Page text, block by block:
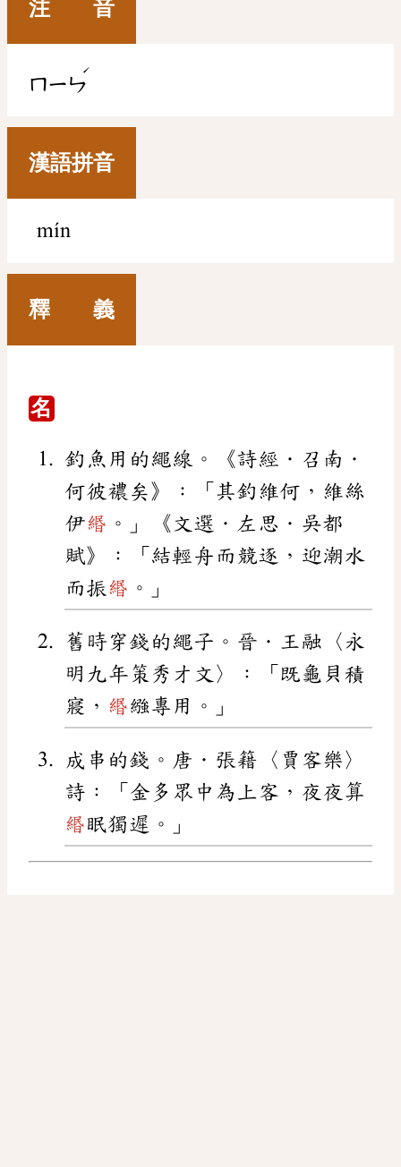
注 音
ㄇㄧㄣ
ˊ
漢語拼音
mín
釋 義
名
釣魚用的繩線。《詩經．召南．
何彼襛矣》：「其釣維何，維絲
伊緡 。」《文選．左思．吳都
賦》：「結輕舟而競逐，迎潮水
而振 緡 。」
舊時穿錢的繩子。晉．王融〈永
明九年策秀才文〉：「既龜貝積
寢， 緡繈專用。」
成串的錢。唐．張籍〈賈客樂〉
詩：「金多眾中為上客，夜夜算
緡眠獨遲。」